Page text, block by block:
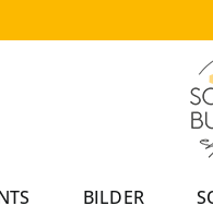
BILDER